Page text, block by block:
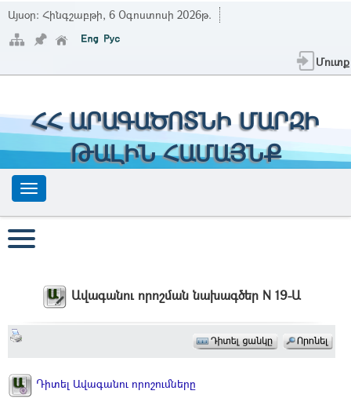
Այսօր: Հինգշաբթի, 6 Օգոստոսի 2026թ.
Մուտք
ՀՀ ԱՐԱԳԱԾՈՏՆԻ ՄԱՐԶԻ
ԹԱԼԻՆ ՀԱՄԱՅՆՔ
Ավագանու որոշման նախագծեր N 19-Ա
Դիտել Ավագանու որոշումները